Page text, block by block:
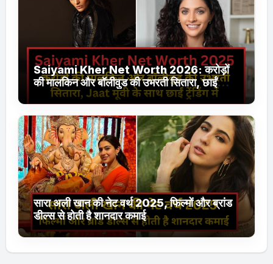
Saiyami Kher Net Worth 2026: करोड़ों
की मालकिन और बॉलीवुड की उभरती सितारा, छाईं
ट्रेंडिंग में
सारा अली खान की नेट वर्थ 2025, फिल्मों और ब्रांड
डील्स से होती है शानदार कमाई